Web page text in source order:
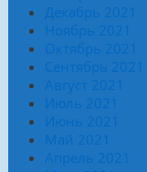
Декабрь 2021
Ноябрь 2021
Октябрь 2021
Сентябрь 2021
Август 2021
Июль 2021
Июнь 2021
Май 2021
Апрель 2021